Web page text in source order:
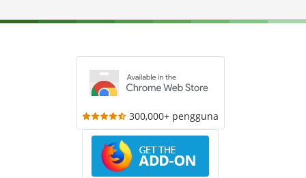
300,000+ pengguna